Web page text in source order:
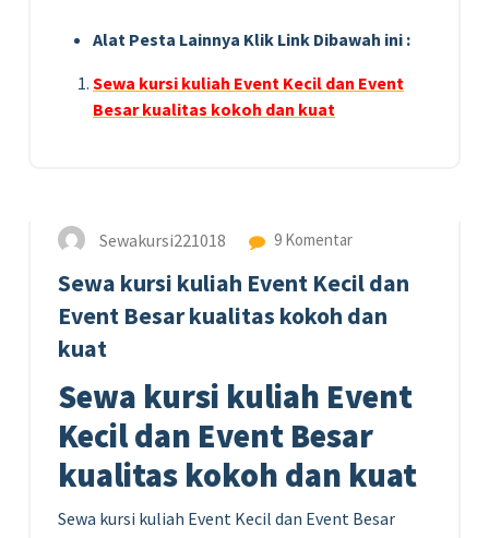
Alat Pesta Lainnya Klik Link Dibawah ini :
Sewa kursi kuliah Event Kecil dan Event
Besar kualitas kokoh dan kuat
Sewakursi221018 9 Komentar
Sewa kursi kuliah Event Kecil dan
Event Besar kualitas kokoh dan
kuat
Sewa kursi kuliah Event
Kecil dan Event Besar
kualitas kokoh dan kuat
Sewa kursi kuliah Event Kecil dan Event Besar